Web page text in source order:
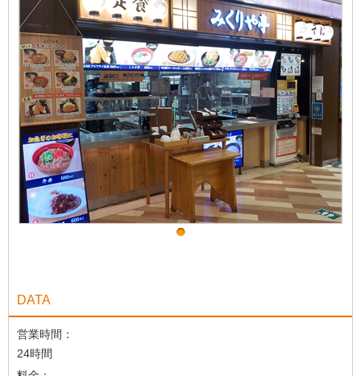
DATA
営業時間：
24時間